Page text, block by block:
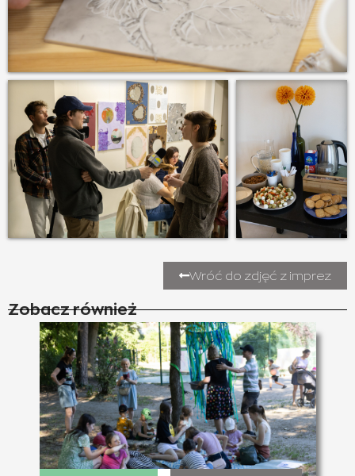
Wróć do zdjęć z imprez
Zobacz również